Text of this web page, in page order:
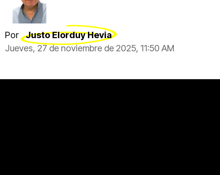
Por
Justo Elorduy Hevia
Jueves, 27 de noviembre de 2025, 11:50 AM